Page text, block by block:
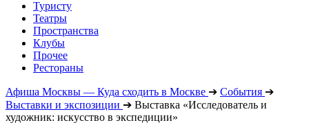
Туристу
Театры
Пространства
Клубы
Прочее
Рестораны
Афиша Москвы — Куда сходить в Москве ➔ События ➔
Выставки и экспозиции ➔ Выставка «Исследователь и
художник: искусство в экспедиции»